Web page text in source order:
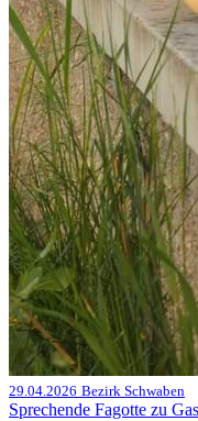
29.04.2026 Bezirk Schwaben
Sprechende Fagotte zu